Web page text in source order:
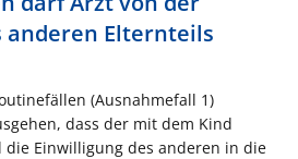
anderen Elternteils
(Ausnahmefall 1)
dass der mit dem Kind
Einwilligung des anderen in die